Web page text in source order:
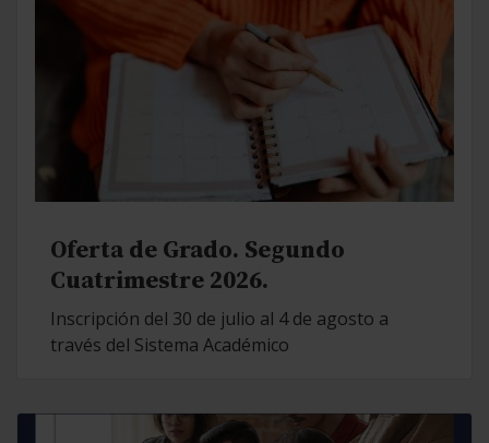
Oferta de Grado. Segundo
Cuatrimestre 2026.
Inscripción del 30 de julio al 4 de agosto a
través del Sistema Académico